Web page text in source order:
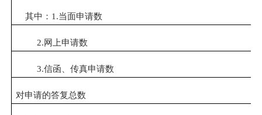
其中：1.当面申请数
2.网上申请数
3.信函、传真申请数
对申请的答复总数